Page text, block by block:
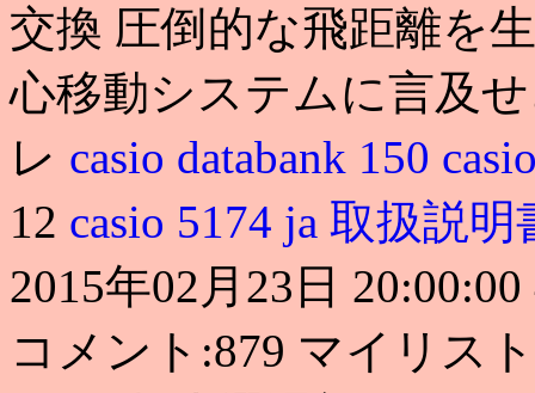
交換 圧倒的な飛距離を
心移動システムに言及
レ casio databank 150
12 casio 5174 ja 取扱説
2015年02月23日
コメント:879 マイリス